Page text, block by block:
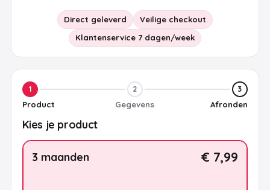
Direct geleverd
Veilige checkout
Klantenservice 7 dagen/week
1
Product
2
Gegevens
3
Afronden
Kies je product
3 maanden € 7,99